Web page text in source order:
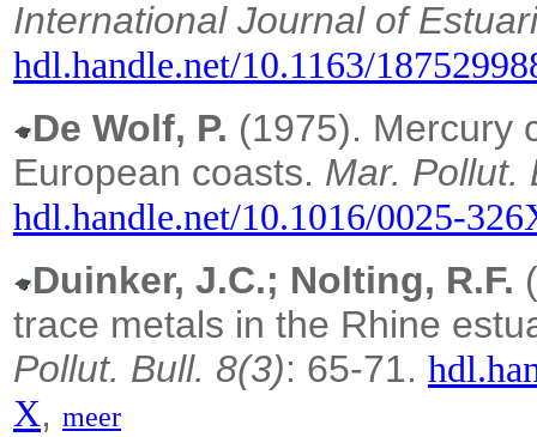
International Journal of
hdl.handle.net/10.1163/
De Wolf, P. (1975). Mercury
European coasts. Mar. Pollut.
hdl.handle.net/10.1016/0025-
Duinker, J.C.; Nolting, R.F.
trace metals in the Rhine
Pollut. Bull. 8(3): 65-71.
X, meer